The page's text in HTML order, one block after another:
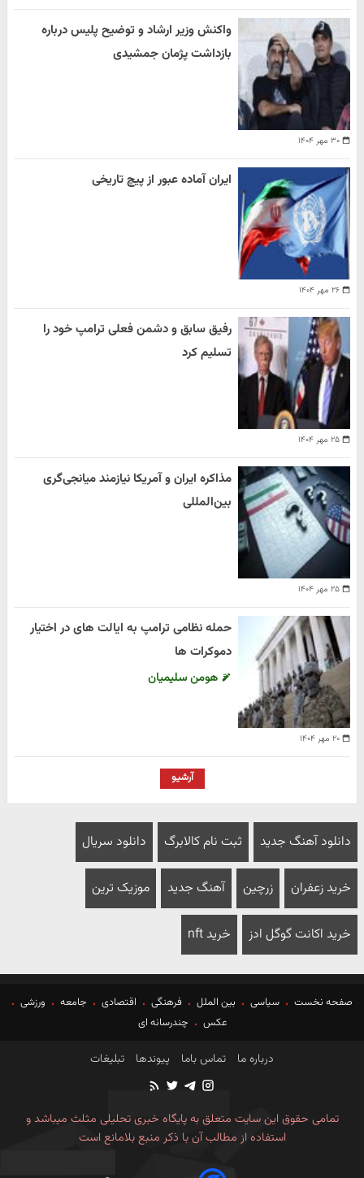
۳۰ مهر ۱۴۰۴
واکنش وزیر ارشاد و توضیح پلیس درباره
بازداشت پژمان جمشیدی
۲۶ مهر ۱۴۰۴
ایران آماده عبور از پیچ تاریخی
۲۵ مهر ۱۴۰۴
رفیق سابق و دشمن فعلی ترامپ خود را
تسلیم کرد
۲۵ مهر ۱۴۰۴
مذاکره ایران و آمریکا نیازمند میانجی‌گری
بین‌المللی
۲۰ مهر ۱۴۰۴
حمله نظامی ترامپ به ایالت های در اختیار
دموکرات ها
هومن سلیمیان
آرشیو
دانلود آهنگ جدید ثبت نام کالابرگ دانلود سریال
خرید زعفران زرچین آهنگ جدید موزیک ترین
خرید اکانت گوگل ادز خرید nft
صفحه نخست سیاسی بین الملل فرهنگی اقتصادی جامعه
ورزشی
عکس
چندرسانه ای
درباره ما تماس باما پیوندها تبلیغات
تمامی حقوق این سایت متعلق به پایگاه خبری تحلیلی مثلث میباشد و
استفاده از مطالب آن با ذکر منبع بلامانع است